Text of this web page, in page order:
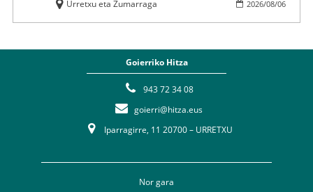
2026/08/06
Urretxu eta Zumarraga
Goierriko Hitza
943 72 34 08
goierri@hitza.eus
Iparragirre, 11 20700 – URRETXU
Nor gara